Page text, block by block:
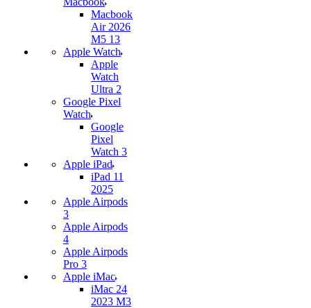
Macbook
Air 2026
M5 13
Apple Watch
Apple
Watch
Ultra 2
Google Pixel
Watch
Google
Pixel
Watch 3
Apple iPad
iPad 11
2025
Apple Airpods
3
Apple Airpods
4
Apple Airpods
Pro 3
Apple iMac
iMac 24
2023 M3